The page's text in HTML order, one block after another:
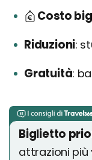
Costo
Riduzioni
Gratuità
Biglietto
attrazioni